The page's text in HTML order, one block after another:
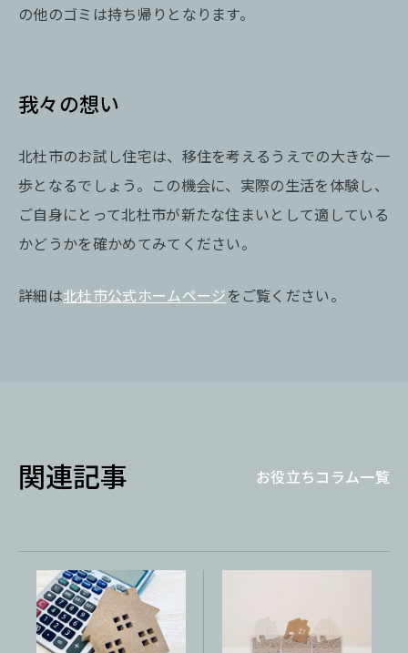
の他のゴミは持ち帰りとなります。
我々の想い
北杜市のお試し住宅は、移住を考えるうえでの大きな一
歩となるでしょう。この機会に、実際の生活を体験し、
ご自身にとって北杜市が新たな住まいとして適している
かどうかを確かめてみてください。
詳細は北杜市公式ホームページをご覧ください。
関連記事 お役立ちコラム一覧